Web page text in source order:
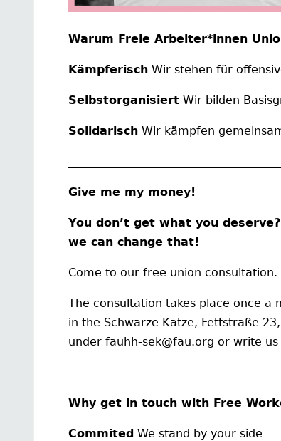
Warum Freie Arbeiter*innen
Kämpferisch Wir stehen für
Selbstorganisiert Wir bilden
Solidarisch Wir kämpfen
Give me my money!
You don’t get what you
we can change that!
Come to our free union consultation.
The consultation takes place once a
in the Schwarze Katze, Fettstraße
under fauhh-sek@fau.org or write us
Why get in touch with Free
Commited We stand by your side